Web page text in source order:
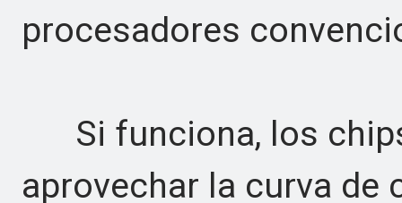
procesadores
Si funciona, los
aprovechar la curva de